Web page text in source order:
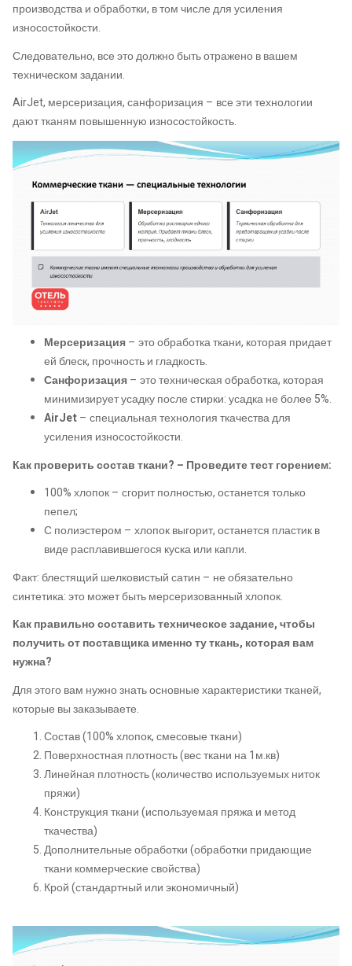
производства и обработки, в том числе для усиления
износостойкости.
Следовательно, все это должно быть отражено в вашем
техническом задании.
AirJet, мерсеризация, санфоризация – все эти технологии
дают тканям повышенную износостойкость.
Мерсеризация– это обработка ткани, которая придает
ей блеск, прочность и гладкость.
Санфоризация– это техническая обработка, которая
минимизирует усадку после стирки: усадка не более 5%.
AirJet– специальная технология ткачества для
усиления износостойкости.
Как проверить состав ткани? – Проведите тест горением:
100% хлопок – сгорит полностью, останется только
пепел;
С полиэстером – хлопок выгорит, останется пластик в
виде расплавившегося куска или капли.
Факт: блестящий шелковистый сатин – не обязательно
синтетика: это может быть мерсеризованный хлопок.
Как правильно составить техническое задание, чтобы
получить от поставщика именно ту ткань, которая вам
нужна?
Для этого вам нужно знать основные характеристики тканей,
которые вы заказываете.
Состав (100% хлопок, смесовые ткани)
Поверхностная плотность (вес ткани на 1м.кв)
Линейная плотность (количество используемых ниток
пряжи)
Конструкция ткани (используемая пряжа и метод
ткачества)
Дополнительные обработки (обработки придающие
ткани коммерческие свойства)
Крой (стандартный или экономичный)